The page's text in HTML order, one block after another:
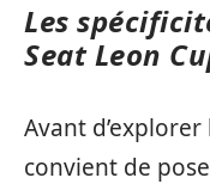
Les
Seat Leon
Avant
convient de